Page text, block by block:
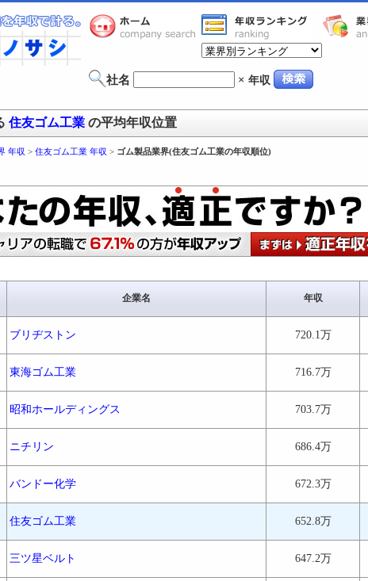
社名 × 年収
住友ゴム工業 の平均年収位置
年収 > 住友ゴム工業 年収 > ゴム製品業界(住友ゴム工業の年収順位)
企業名 年収
ブリヂストン 720.1万
東海ゴム工業 716.7万
昭和ホールディングス 703.7万
ニチリン 686.4万
バンドー化学 672.3万
住友ゴム工業 652.8万
三ツ星ベルト 647.2万